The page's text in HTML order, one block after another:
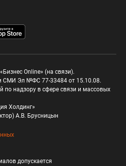
Online» (на связи).
СМИ Эл №ФС 77-33484 от 15.10.08.
по надзору в сфере связи и массовых
Холдинг»
А.В. Брусницын
допускается